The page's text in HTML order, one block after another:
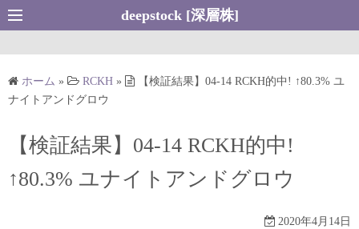
コ
ン
ッ
deepstock [深層株]
ホーム » RCKH »
【検証結果】04-14 RCKH的中! ↑80.3% ユ
ナイトアンドグロウ
【検証結果】04-14 RCKH的中!
↑80.3% ユナイトアンドグロウ
2020年4月14日